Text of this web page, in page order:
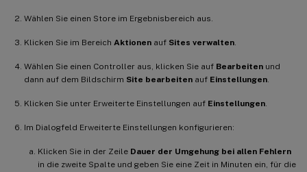
Wählen Sie einen Store im Ergebnisbereich aus.
Klicken Sie im Bereich Aktionen auf Sites verwalten
Wählen Sie einen Controller aus, klicken Sie auf Bearbeiten und
dann auf dem Bildschirm Site bearbeiten auf Einstellungen
Klicken Sie unter Erweiterte Einstellungen auf Einstellungen
Im Dialogfeld Erweiterte Einstellungen konfigurieren:
Klicken Sie in der Zeile Dauer der Umgehung bei allen Fehlern
in die zweite Spalte und geben Sie eine Zeit in Minuten ein, für die